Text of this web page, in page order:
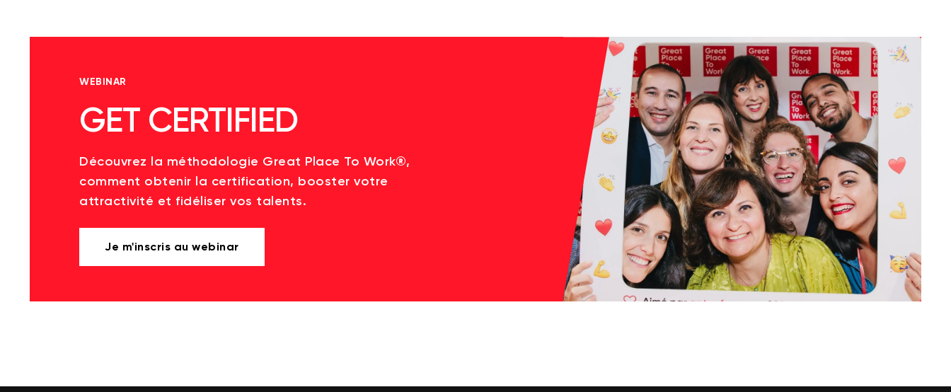
WEBINAR
GET CERTIFIED
Découvrez la méthodologie Great Place To Work®,
comment obtenir la certification, booster votre
attractivité et fidéliser vos talents.
Je m'inscris au webinar